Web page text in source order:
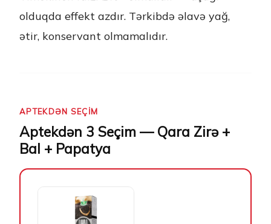
olduqda effekt azdır. Tərkibdə əlavə yağ,
ətir, konservant olmamalıdır.
APTEKDƏN SEÇIM
Aptekdən 3 Seçim — Qara Zirə +
Bal + Papatya